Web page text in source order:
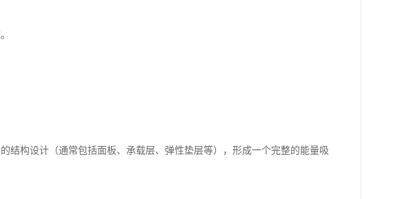
结构设计（通常包括面板、承载层、弹性垫层等），形成一个完整的能量吸